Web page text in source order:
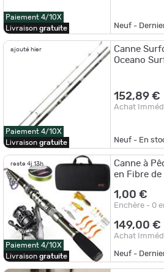
Paiement 4/10X
Livraison gratuite Neuf -
ajouté hier
Paiement 4/10X
Livraison gratuite
Canne
Oceano
152,89 €
Achat
Neuf - En
reste 4j 13h
Paiement 4/10X
Livraison gratuite
Canne à
en Fibre
Transport
1,00 €
Enchère - 0
149,00 €
Achat
Neuf -